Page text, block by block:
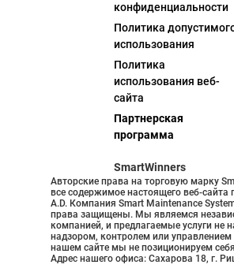
конфиденциальности
Политика
использования
Политика
использования веб-
сайта
Партнерская
программа
SmartWinners
Авторские права на торговую марку
все содержимое настоящего веб-сайта
A.D. Компания Smart Maintenance
права защищены. Мы являемся
компанией, и предлагаемые услуги не
надзором, контролем или управлением
нашем сайте мы не позиционируем
Адрес нашего офиса: Сахарова 18, г.